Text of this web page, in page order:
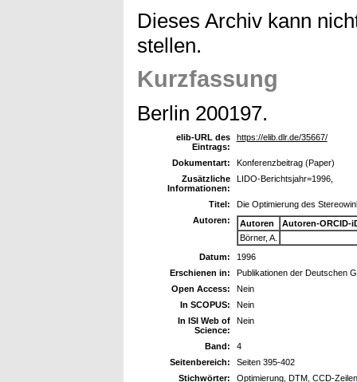
Dieses Archiv kann
stellen.
Kurzfassung
Berlin 200197.
elib-URL des
Eintrags:
https://elib.dlr.de/35667/
Dokumentart:
Konferenzbeitrag (Paper)
Zusätzliche
Informationen:
LIDO-Berichtsjahr=1996,
Titel:
Die Optimierung des
Autoren:
Autoren
Autoren-ORCID-
Börner, A.
Datum:
1996
Erschienen in:
Publikationen der Deutschen
Open Access:
Nein
In SCOPUS:
Nein
In ISI Web of
Science:
Nein
Band:
4
Seitenbereich:
Seiten 395-402
Stichwörter:
Optimierung, DTM, CCD-